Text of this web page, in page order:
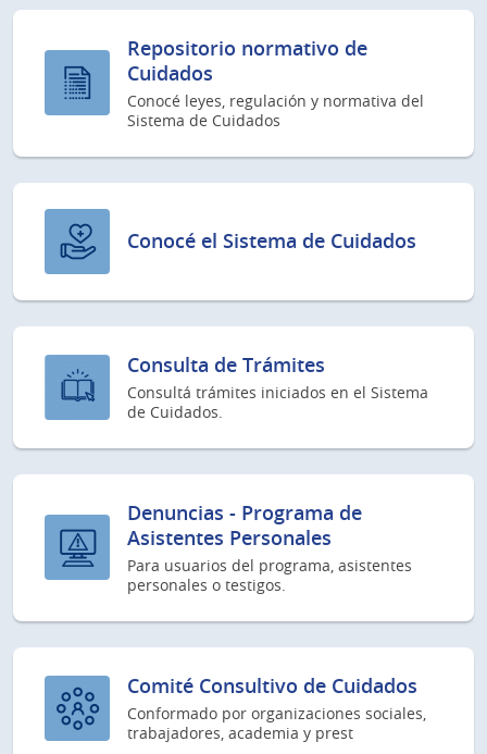
Repositorio normativo de
Cuidados
Conocé leyes, regulación y normativa del
Sistema de Cuidados
Conocé el Sistema de Cuidados
Consulta de Trámites
Consultá trámites iniciados en el Sistema
de Cuidados.
Denuncias - Programa de
Asistentes Personales
Para usuarios del programa, asistentes
personales o testigos.
Comité Consultivo de Cuidados
Conformado por organizaciones sociales,
trabajadores, academia y prest